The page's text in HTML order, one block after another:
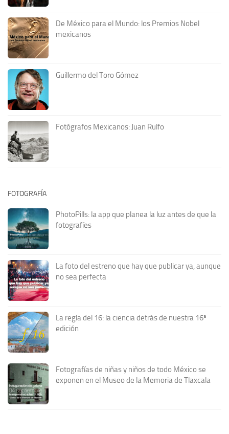
De México para el Mundo: los Premios Nobel
mexicanos
Guillermo del Toro Gómez
Fotógrafos Mexicanos: Juan Rulfo
FOTOGRAFÍA
PhotoPills: la app que planea la luz antes de que la
fotografíes
La foto del estreno que hay que publicar ya, aunque
no sea perfecta
La regla del 16: la ciencia detrás de nuestra 16ª
edición
Fotografías de niñas y niños de todo México se
exponen en el Museo de la Memoria de Tlaxcala